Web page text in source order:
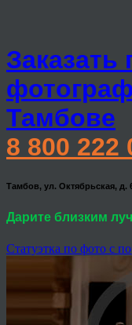
Заказать
Тамбове
8 800 222
Тамбов, ул. Октябрьская, д.
Дарите близким
Статуэтка по фото с